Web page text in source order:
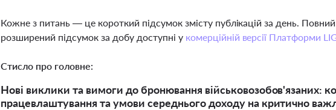
Кожне з питань — це короткий підсумок змісту публікацій за день.
розширений підсумок за добу доступні у комерційній версії Платформи
Стисло про головне:
Нові виклики та вимоги до бронювання військовозобов'язаних:
працевлаштування та умови середнього доходу на критично